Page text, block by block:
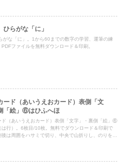
らがな「に」
がな「に」。1から60までの数字の学習、運筆の練
ファイルを無料ダウンロード＆印刷。
ード（あいうえおカード）表側「文
「絵」⑥はひふへほ
ド（あいうえおカード）表側「文字」・裏側「絵」⑥
は行）。6枚目/10枚。無料でダウンロード＆印刷で
後は周囲をハサミで切り、中央で山折りし、のりを貼